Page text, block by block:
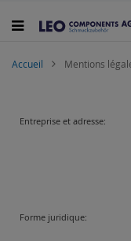
au
Accueil Mentions
Entreprise et adresse:
Forme juridique: